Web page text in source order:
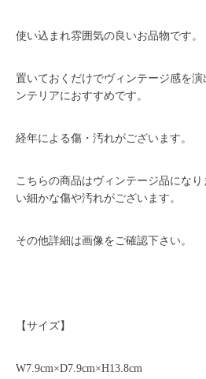
使い込まれ雰囲気の良いお品物です。
置いておくだけでヴィンテージ感を
ンテリアにおすすめです。
経年による傷・汚れがございます。
こちらの商品はヴィンテージ品にな
い細かな傷や汚れがございます。
その他詳細は画像をご確認下さい。
【サイズ】
W7.9cm×D7.9cm×H13.8cm